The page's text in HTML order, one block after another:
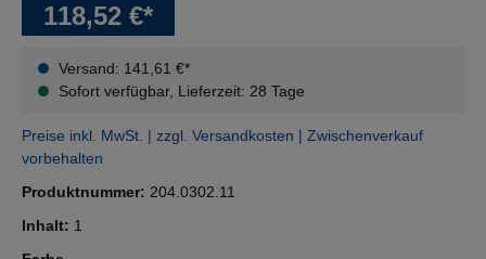
118,52 €*
Versand: 141,61 €*
Sofort verfügbar, Lieferzeit: 28 Tage
Preise inkl. MwSt. | zzgl. Versandkosten | Zwischenverkauf
vorbehalten
Produktnummer: 204.0302.11
Inhalt: 1